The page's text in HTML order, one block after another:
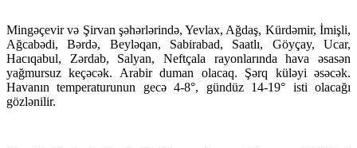
Mingəçevir və Şirvan şəhərlərində, Yevlax, Ağdaş, Kürdəmir, İmişli,
Ağcabədi, Bərdə, Beyləqan, Sabirabad, Saatlı, Göyçay, Ucar,
Hacıqabul, Zərdab, Salyan, Neftçala rayonlarında hava əsasən
yağmursuz keçəcək. Arabir duman olacaq. Şərq küləyi əsəcək.
Havanın temperaturunun gecə 4-8°, gündüz 14-19° isti olacağı
gözlənilir.